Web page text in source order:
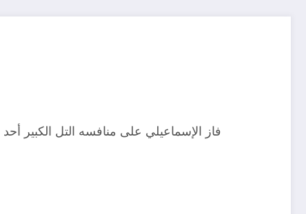
فاز الإسماعيلي على منافسه التل الكبير